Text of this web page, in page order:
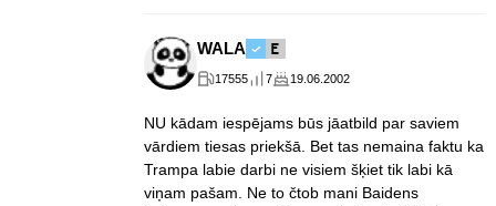
WALA
17555 7 19.06.2002
NU kādam iespējams būs jāatbild par saviem
vārdiem tiesas priekšā. Bet tas nemaina faktu ka
Trampa labie darbi ne visiem šķiet tik labi kā
viņam pašam. Ne to čtob mani Baidens